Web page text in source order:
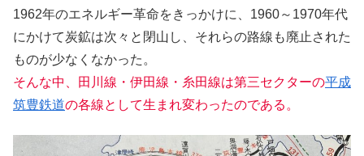
1962年のエネルギー革命をきっかけに、1960～1970年代
にかけて炭鉱は次々と閉山し、それらの路線も廃止された
ものが少なくなかった。
そんな中、田川線・伊田線・糸田線は第三セクターの平成
筑豊鉄道の各線として生まれ変わったのである。